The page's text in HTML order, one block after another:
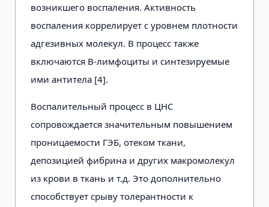
возникшего воспаления. Активность
воспаления коррелирует с уровнем плотности
адгезивных молекул. В процесс также
включаются В-лимфоциты и синтезируемые
ими антитела [4].
Воспалительный процесс в ЦНС
сопровождается значительным повышением
проницаемости ГЭБ, отеком ткани,
депозицией фибрина и других макромолекул
из крови в ткань и т.д. Это дополнительно
способствует срыву толерантности к